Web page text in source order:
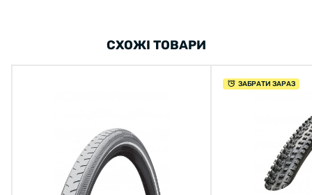
СХОЖІ ТОВАРИ
ЗАБРАТИ ЗАРАЗ